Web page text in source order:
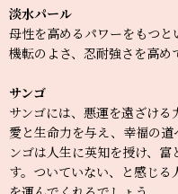
淡水パール
母性を高めるパワーをもつ
機転のよさ、忍耐強さを高め
サンゴ
サンゴには、悪運を遠ざけ
愛と生命力を与え、幸福の
ンゴは人生に英知を授け、
す。ついていない、と感じ